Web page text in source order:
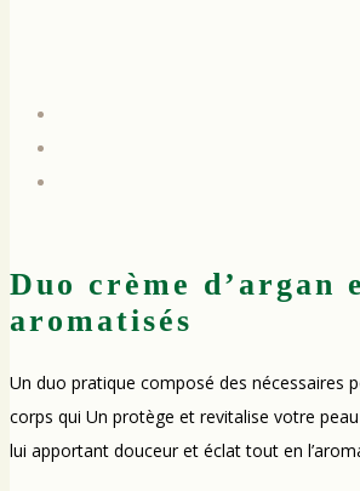
Duo crème d’argan
aromatisés
Un duo pratique composé des nécessaires
corps qui Un protège et revitalise votre
lui apportant douceur et éclat tout en